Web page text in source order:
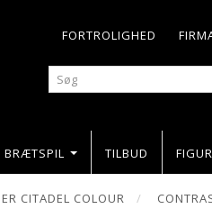
FORTROLIGHED
BRÆTSPIL TILBUD
CITADEL COLOUR